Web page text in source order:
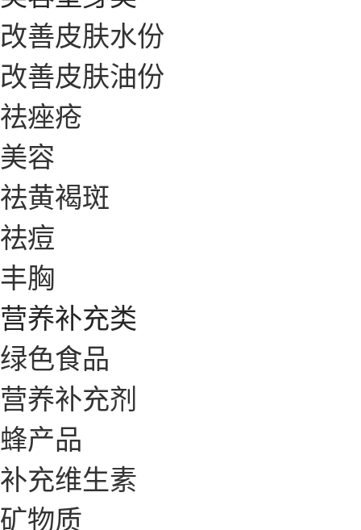
改善皮肤水份
改善皮肤油份
祛痤疮
美容
祛黄褐斑
祛痘
丰胸
营养补充类
绿色食品
营养补充剂
蜂产品
补充维生素
矿物质